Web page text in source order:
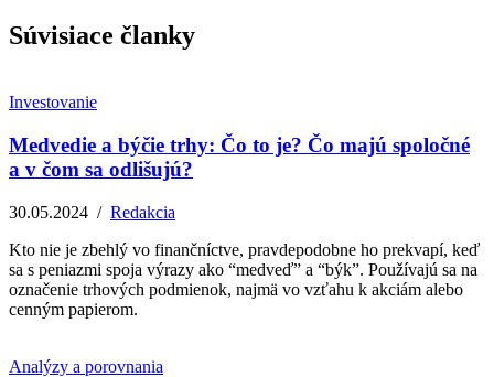
Súvisiace članky
Investovanie
Medvedie a býčie trhy: Čo to je? Čo majú spoločné
a v čom sa odlišujú?
30.05.2024 / Redakcia
Kto nie je zbehlý vo finančníctve, pravdepodobne ho prekvapí, keď
sa s peniazmi spoja výrazy ako “medveď” a “býk”. Používajú sa na
označenie trhových podmienok, najmä vo vzťahu k akciám alebo
cenným papierom.
Analýzy a porovnania